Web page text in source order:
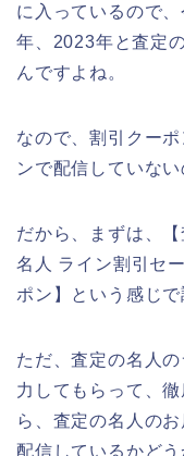
に入っているので
年、2023年と査定
んですよね。
なので、割引クー
ンで配信していな
だから、まずは、
名人 ライン割引セ
ポン】という感じ
ただ、査定の名人
力してもらって、
ら、査定の名人の
配信しているかど